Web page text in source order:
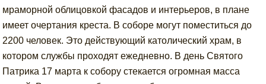
мраморной облицовкой фасадов и интерьеров, в плане
имеет очертания креста. В соборе могут поместиться до
2200 человек. Это действующий католический храм, в
котором службы проходят ежедневно. В день Святого
Патрика 17 марта к собору стекается огромная масса